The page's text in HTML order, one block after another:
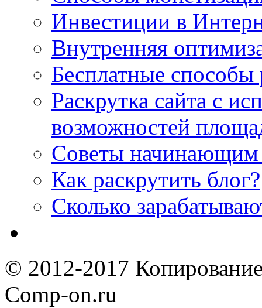
Инвестиции в
Внутренняя
Бесплатные способы
Раскрутка сайта с
возможностей
Советы начинающим
Как раскрутить блог?
Cколько
© 2012-2017
Comp-on.ru